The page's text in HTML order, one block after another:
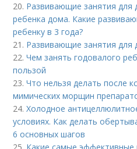
20. Развивающие занятия для
ребенка дома. Какие
ребенку в 3 года?
21. Развивающие занятия для
22.Чем занять годовалого
пользой
23.Что нельзя делать после
мимических морщин
24.Холодное
условиях. Как делать
6 основных шагов